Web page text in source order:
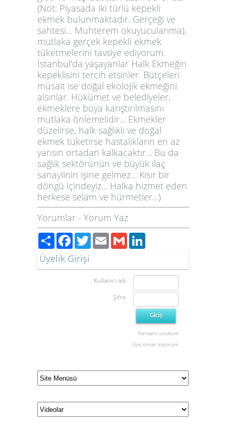
(Not: Piyasada iki türlü kepekli
ekmek bulunmaktadır. Gerçeği ve
sahtesi... Muhterem okuyucularıma),
mutlaka gerçek kepekli ekmek
tüketmelerini tavsiye ediyorum.
İstanbul'da yaşayanlar Halk Ekmeğin
kepeklisini tercih etsinler. Bütçeleri
müsait ise doğal ekolojik ekmeğini
alsınlar. Hükümet ve belediyeler,
ekmeklere boya karıştırılmasını
mutlaka önlemelidir... Ekmekler
düzelirse, halk sağlıklı ve doğal
ekmek tüketirse hastalıkların en az
yarısın ortadan kalkacaktır... Bu da
sağlık sektörünün ve büyük ilaç
sanayiinin işine gelmez... Kısır bir
döngü içindeyiz... Halka hizmet eden
herkese selam ve hürmetler...)
Yorumlar - Yorum Yaz
PaylaşFacebook
TwitterEmailGmail
Üyelik Girişi
Kullanıcı adı
Şifre
Parolamı unuttum
Üye olmak istiyorum